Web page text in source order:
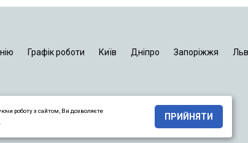
Графік роботи Київ Дніпро Запоріжжя
роботу з сайтом, Ви дозволяєте
ПРИЙНЯТИ